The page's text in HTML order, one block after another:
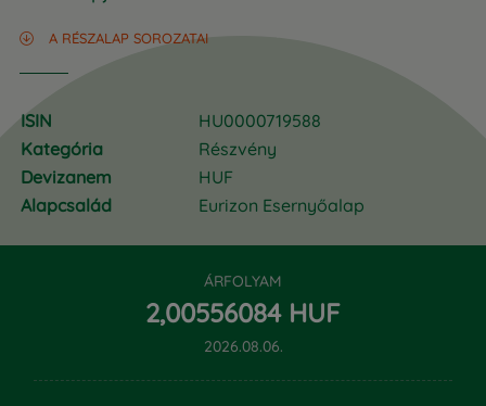
 A RÉSZALAP SOROZATAI
ISIN
HU0000719588
Kategória
Részvény
Devizanem
HUF
Alapcsalád
Eurizon Esernyőalap
ÁRFOLYAM
‍2,‍00556084 HUF
2026.08.06.